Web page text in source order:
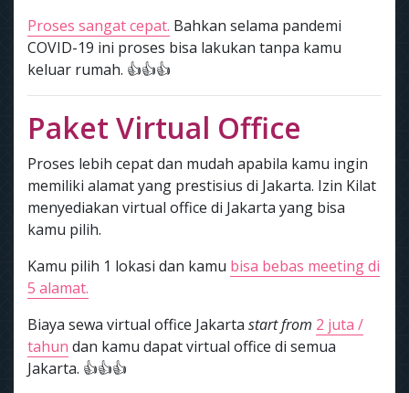
Proses sangat cepat. Bahkan selama pandemi
COVID-19 ini proses bisa lakukan tanpa kamu
keluar rumah. 👍👍👍
Paket Virtual Office
Proses lebih cepat dan mudah apabila kamu ingin
memiliki alamat yang prestisius di Jakarta. Izin Kilat
menyediakan virtual office di Jakarta yang bisa
kamu pilih.
Kamu pilih 1 lokasi dan kamu bisa bebas meeting di
5 alamat.
Biaya sewa virtual office Jakarta start from 2 juta /
tahun dan kamu dapat virtual office di semua
Jakarta. 👍👍👍